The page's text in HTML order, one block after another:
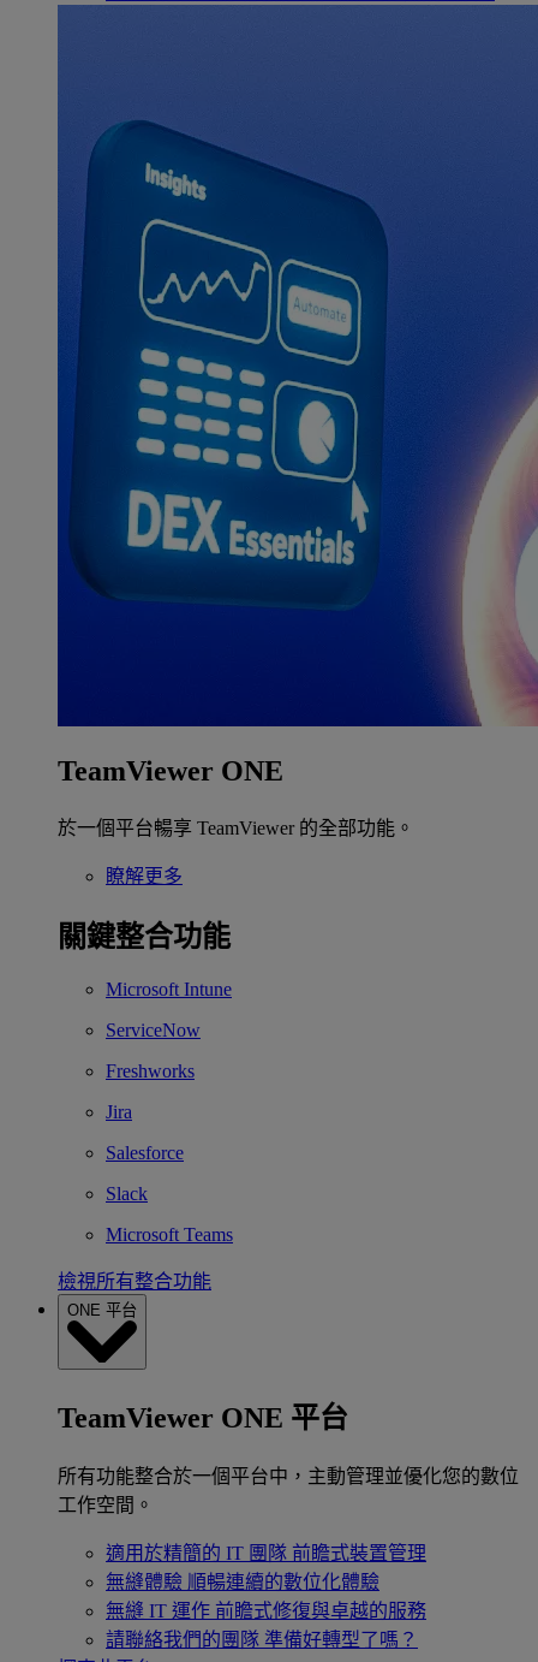
TeamViewer ONE
於一個平台暢享 TeamViewer 的全部功能。
瞭解更多
關鍵整合功能
Microsoft Intune
ServiceNow
Freshworks
Jira
Salesforce
Slack
Microsoft Teams
檢視所有整合功能
ONE 平台
TeamViewer ONE 平台
所有功能整合於一個平台中，主動管理並優化您的數位
工作空間。
適用於精簡的 IT 團隊 前瞻式裝置管理
無縫體驗 順暢連續的數位化體驗
無縫 IT 運作 前瞻式修復與卓越的服務
請聯絡我們的團隊 準備好轉型了嗎？